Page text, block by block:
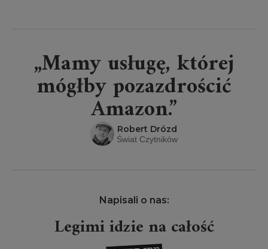
„Mamy usługę, której
mógłby pozazdrościć
Amazon.”
Robert Drózd
Świat Czytników
Napisali o nas:
Legimi idzie na całość